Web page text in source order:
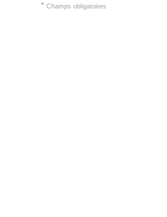
* Champs obligatoires